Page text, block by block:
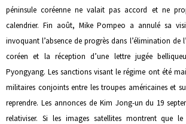
péninsule coréenne ne valait pas accord et ne
calendrier. Fin août, Mike Pompeo a annulé sa
invoquant l’absence de progrès dans l’élimination de
coréen et la réception d’une lettre jugée
Pyongyang. Les sanctions visant le régime ont été
militaires conjoints entre les troupes américaines et
reprendre. Les annonces de Kim Jong-un du 19
relativiser. Si les images satellites montrent que